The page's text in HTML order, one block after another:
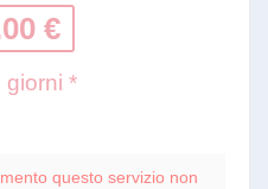
€
giorni *
questo servizio non